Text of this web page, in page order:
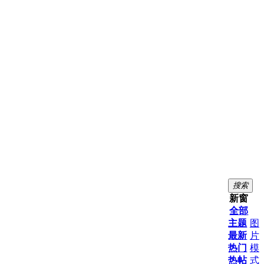
搜索
新窗
全部
主题
最新
热门
热帖
图
片
模
式